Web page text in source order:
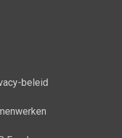
beleid